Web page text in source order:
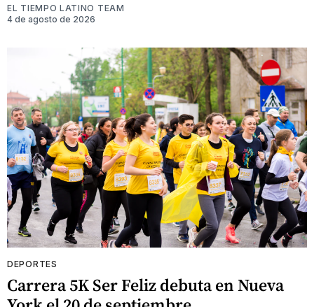
EL TIEMPO LATINO TEAM
4 de agosto de 2026
DEPORTES
Carrera 5K Ser Feliz debuta en Nueva